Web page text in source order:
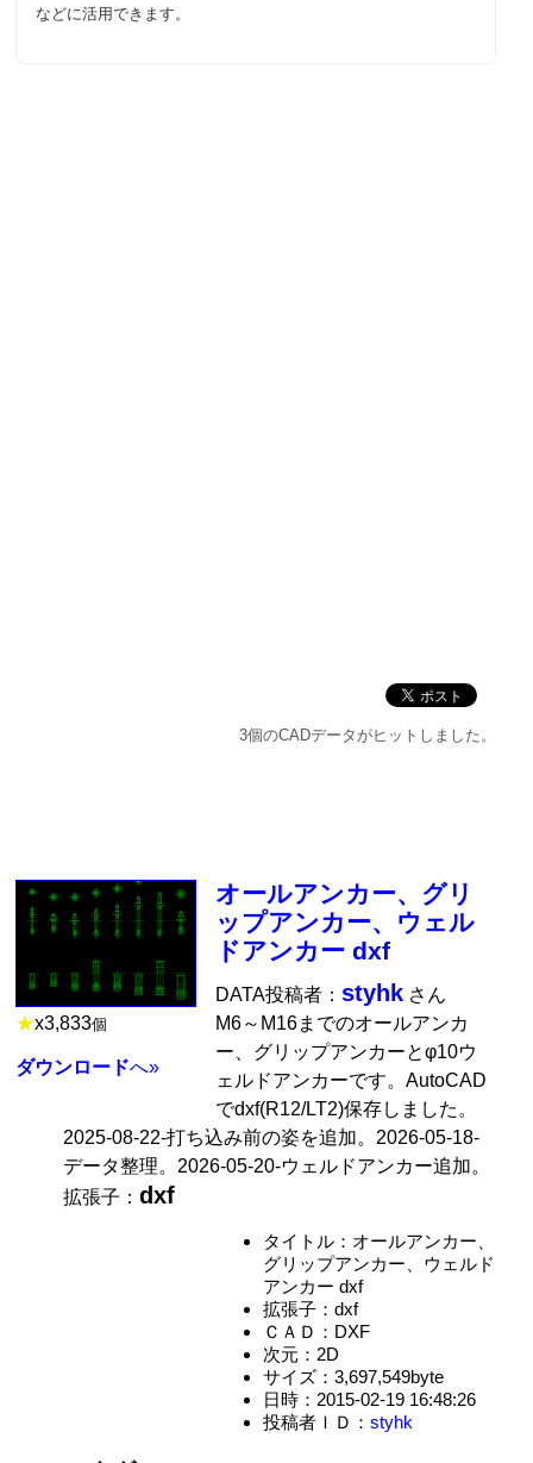
などに活用できます。
3個のCADデータがヒットしました。
★x3,833個
ダウンロードへ»
オールアンカー、グリ
ップアンカー、ウェル
ドアンカー dxf
DATA投稿者：styhk さん
M6～M16までのオールアンカ
ー、グリップアンカーとφ10ウ
ェルドアンカーです。AutoCAD
でdxf(R12/LT2)保存しました。
2025-08-22-打ち込み前の姿を追加。2026-05-18-
データ整理。2026-05-20-ウェルドアンカー追加。
拡張子：dxf
タイトル：オールアンカー、
グリップアンカー、ウェルド
アンカー dxf
拡張子：dxf
ＣＡＤ：DXF
次元：2D
サイズ：3,697,549byte
日時：2015-02-19 16:48:26
投稿者ＩＤ： styhk